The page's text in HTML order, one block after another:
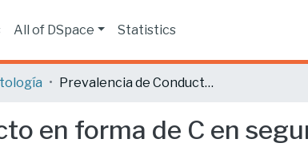
All of DSpace Statistics
Prevalencia de Conducto en forma de C en segundos molares mandibulares en los tres tercios radiculares, según la clasificación de Melton, mediante evaluación de tomografía computarizada de haz cónico.
en forma de C en